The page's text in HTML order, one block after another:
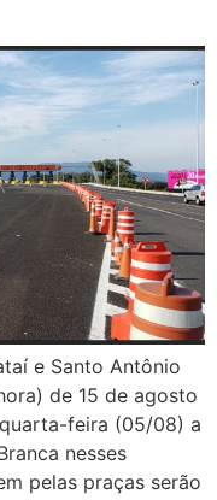
e Santo Antônio
de 15 de agosto
feira (05/08) a
nesses
pelas praças serão